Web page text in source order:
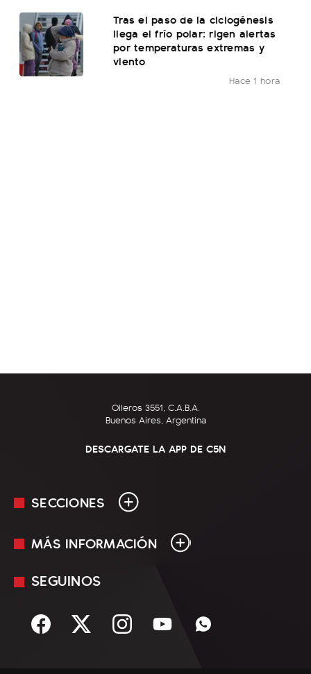
Tras el paso de la ciclogénesis
llega el frío polar: rigen alertas
por temperaturas extremas y
viento
Hace 1 hora
Olleros 3551, C.A.B.A.
Buenos Aires, Argentina
DESCARGATE LA APP DE C5N
SECCIONES
En Vivo
Sociedad
MÁS INFORMACIÓN
Mediakit
Términos y condiciones
SEGUINOS